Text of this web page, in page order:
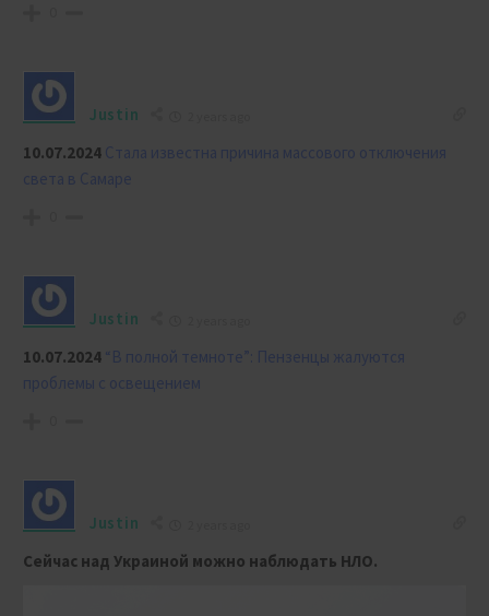
Justin
10.07.2024 Стала известна причина массового отключения
света в Самаре
Justin
10.07.2024 “В полной темноте”: Пензенцы жалуются
проблемы с освещением
Justin
Сейчас над Украиной можно наблюдать НЛО.